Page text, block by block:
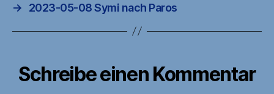
→
2023-05-08 Symi nach Paros
Schreibe einen Kommentar